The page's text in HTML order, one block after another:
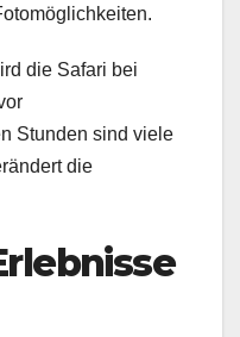
die Safari bei
Stunden sind viele
die